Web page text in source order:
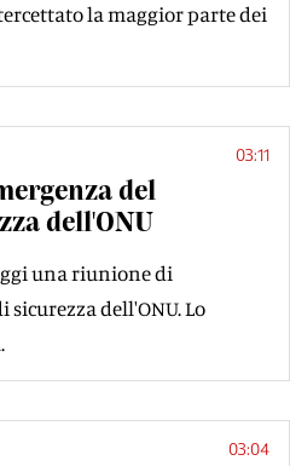
la maggior parte dei
03:11
del
dell'ONU
una riunione di
dell'ONU. Lo
03:04